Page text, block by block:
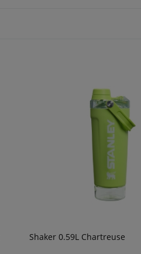
Shaker 0.59L Chartreuse